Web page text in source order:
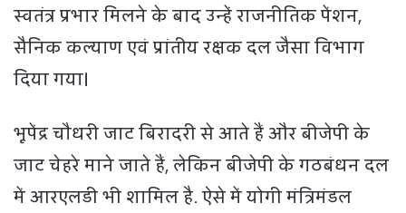
स्वतंत्र प्रभार मिलने के बाद उन्हें राजनीतिक पेंशन,
सैनिक कल्याण एवं प्रांतीय रक्षक दल जैसा विभाग
दिया गया।
भूपेंद्र चौधरी जाट बिरादरी से आते हैं और बीजेपी के
जाट चेहरे माने जाते हैं, लेकिन बीजेपी के गठबंधन दल
में आरएलडी भी शामिल है. ऐसे में योगी मंत्रिमंडल